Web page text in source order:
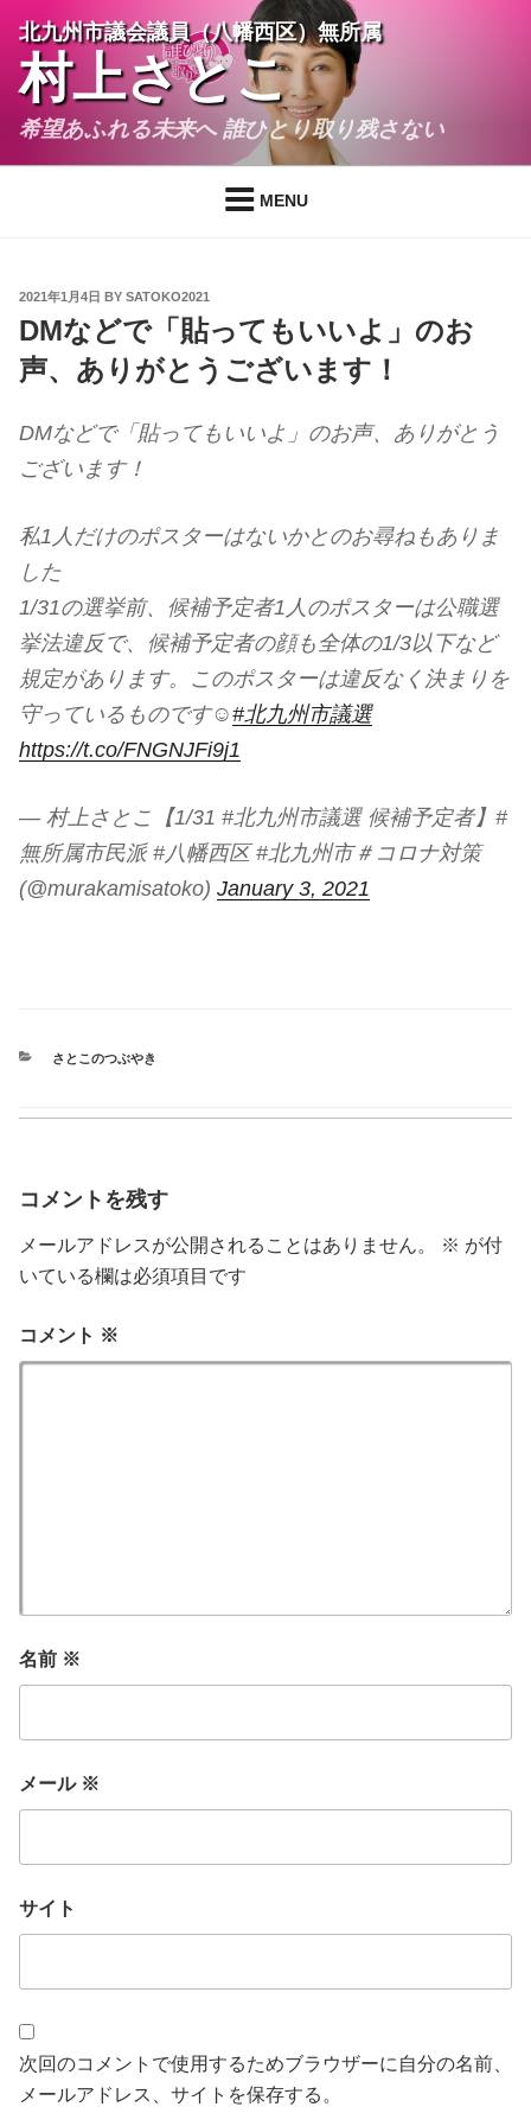
content
北九州市議会議員（八幡西区）無所属
村上さとこ
希望あふれる未来へ 誰ひとり取り残さない
MENU
POSTED
2021年1月4日 BY SATOKO2021
DMなどで「貼ってもいいよ」のお
声、ありがとうございます！
DMなどで「貼ってもいいよ」のお声、ありがとう
ございます！
私1人だけのポスターはないかとのお尋ねもありま
した
1/31の選挙前、候補予定者1人のポスターは公職選
挙法違反で、候補予定者の顔も全体の1/3以下など
規定があります。このポスターは違反なく決まりを
守っているものです☺#北九州市議選
https://t.co/FNGNJFi9j1
— 村上さとこ【1/31 #北九州市議選 候補予定者】#
無所属市民派 #八幡西区 #北九州市＃コロナ対策
(@murakamisatoko) January 3, 2021
CATEGORIES
さとこのつぶやき
コメントを残す
メールアドレスが公開されることはありません。 ※ が付
いている欄は必須項目です
コメント ※
名前 ※
メール ※
サイト
次回のコメントで使用するためブラウザーに自分の名前、
メールアドレス、サイトを保存する。